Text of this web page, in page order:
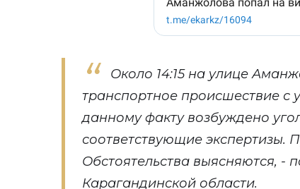
Около 14:15 на улице
транспортное происшествие
данному факту возбуждено
соответствующие экспертизы.
Обстоятельства выясняются, -
Карагандинской области.